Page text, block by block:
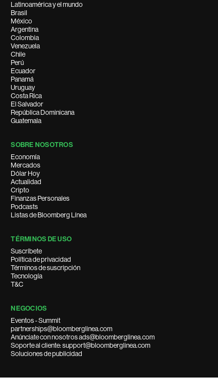
Latinoamérica y el mundo
Brasil
México
Argentina
Colombia
Venezuela
Chile
Perú
Ecuador
Panamá
Uruguay
Costa Rica
El Salvador
República Dominicana
Guatemala
SOBRE NOSOTROS
Economía
Mercados
Dólar Hoy
Actualidad
Cripto
Finanzas Personales
Podcasts
Listas de Bloomberg Línea
TÉRMINOS DE USO
Suscríbete
Política de privacidad
Términos de suscripción
Tecnología
T&C
NEGOCIOS
Eventos - Summit
partnerships@bloomberglinea.com
Anúnciate con nosotros ads@bloomberglinea.com
Soporte al cliente: support@bloomberglinea.com
Soluciones de publicidad